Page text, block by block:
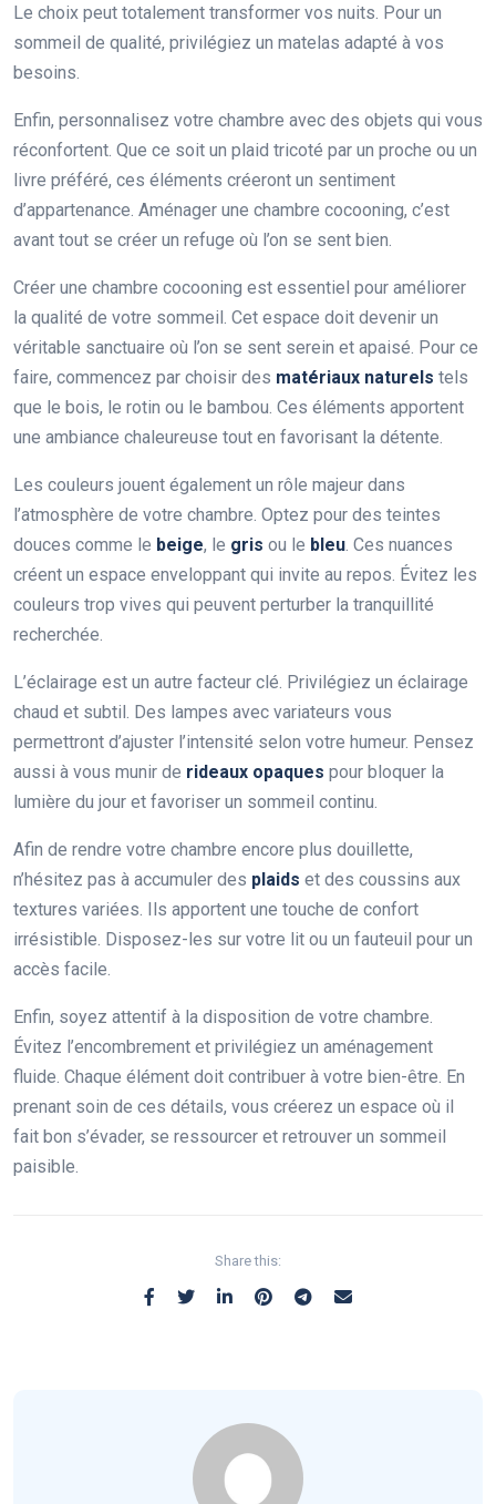
Le choix peut totalement transformer vos nuits. Pour un
sommeil de qualité, privilégiez un matelas adapté à vos
besoins.
Enfin, personnalisez votre chambre avec des objets qui vous
réconfortent. Que ce soit un plaid tricoté par un proche ou un
livre préféré, ces éléments créeront un sentiment
d’appartenance. Aménager une chambre cocooning, c’est
avant tout se créer un refuge où l’on se sent bien.
Créer une chambre cocooning est essentiel pour améliorer
la qualité de votre sommeil. Cet espace doit devenir un
véritable sanctuaire où l’on se sent serein et apaisé. Pour ce
faire, commencez par choisir des matériaux naturels tels
que le bois, le rotin ou le bambou. Ces éléments apportent
une ambiance chaleureuse tout en favorisant la détente.
Les couleurs jouent également un rôle majeur dans
l’atmosphère de votre chambre. Optez pour des teintes
douces comme le beige, le gris ou le bleu. Ces nuances
créent un espace enveloppant qui invite au repos. Évitez les
couleurs trop vives qui peuvent perturber la tranquillité
recherchée.
L’éclairage est un autre facteur clé. Privilégiez un éclairage
chaud et subtil. Des lampes avec variateurs vous
permettront d’ajuster l’intensité selon votre humeur. Pensez
aussi à vous munir de rideaux opaques pour bloquer la
lumière du jour et favoriser un sommeil continu.
Afin de rendre votre chambre encore plus douillette,
n’hésitez pas à accumuler des plaids et des coussins aux
textures variées. Ils apportent une touche de confort
irrésistible. Disposez-les sur votre lit ou un fauteuil pour un
accès facile.
Enfin, soyez attentif à la disposition de votre chambre.
Évitez l’encombrement et privilégiez un aménagement
fluide. Chaque élément doit contribuer à votre bien-être. En
prenant soin de ces détails, vous créerez un espace où il
fait bon s’évader, se ressourcer et retrouver un sommeil
paisible.
Share this: